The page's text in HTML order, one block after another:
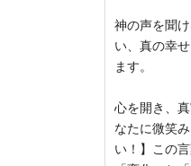
神の声を聞
い、真の幸
ます。
心を開き、
なたに微笑
い！】この